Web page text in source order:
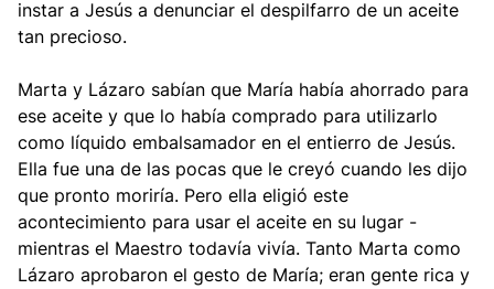
instar a Jesús a denunciar el despilfarro de un aceite
tan precioso.
Marta y Lázaro sabían que María había ahorrado para
ese aceite y que lo había comprado para utilizarlo
como líquido embalsamador en el entierro de Jesús.
Ella fue una de las pocas que le creyó cuando les dijo
que pronto moriría. Pero ella eligió este
acontecimiento para usar el aceite en su lugar -
mientras el Maestro todavía vivía. Tanto Marta como
Lázaro aprobaron el gesto de María; eran gente rica y